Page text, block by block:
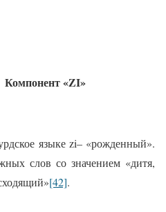
Компонент «ZI»
языке zi– «рожденный».
слов со значением «дитя,
[42].